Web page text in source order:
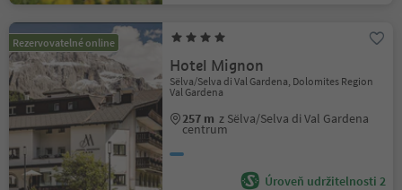
Rezervovatelné online
Hotel Mignon
Sëlva/Selva di Val Gardena, Dolomites Region
Val Gardena
257 m z Sëlva/Selva di Val Gardena
centrum
Úroveň udržitelnosti 2